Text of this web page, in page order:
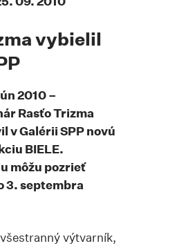
vybielil
2010 –
Rasťo Trizma
v Galérii SPP novú
BIELE.
môžu pozrieť
3. septembra
výtvarník,